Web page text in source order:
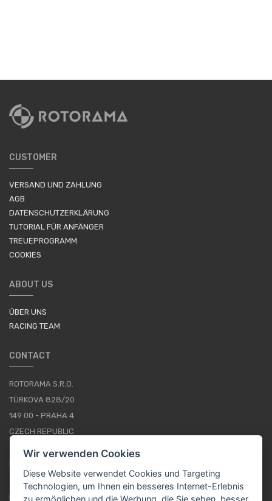
CUSTOMER
VERSAND UND ZAHLUNG
AGB
DATENSCHUTZERKLÄRUNG
TUTORIAL FÜR ANFÄNGER
TREUEPROGRAMM
COOKIES
ABOUT US
ÜBER UNS
RACING TEAM
CONTACT
ROTORAMA S.R.O.
TÜRKOVA 828/20
149 00 - PRAHA 4
CZECH REPUBLIC
+420 252 252 098
IMPRESSUM
Wir verwenden Cookies
Diese Website verwendet Cookies und Targeting
Technologien, um Ihnen ein besseres Internet-Erlebnis
zu ermöglichen und die Werbung, die Sie sehen, besser